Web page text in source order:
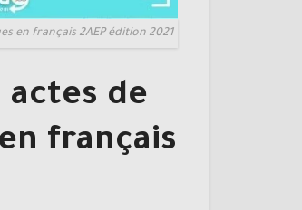
en français 2AEP édition 2021
de
français